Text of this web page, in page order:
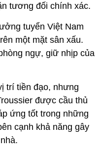
tương đối chính xác.
tuyển Việt Nam
một mặt sân xấu.
ngự, giữ nhịp của
trí tiền đạo, nhưng
được cầu thủ
ứng tốt trong những
cạnh khả năng gây